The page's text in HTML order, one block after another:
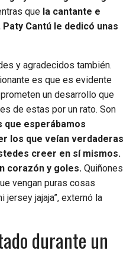
que la cantante e
Cantú le dedicó unas
y agradecidos también.
es que es evidente
un desarrollo que
de estas por un rato. Son
que esperábamos
los que veían verdaderas
creer en sí mismos.
corazón y goles. Quiñones
vengan puras cosas
jersey jajaja”, externó la
durante un